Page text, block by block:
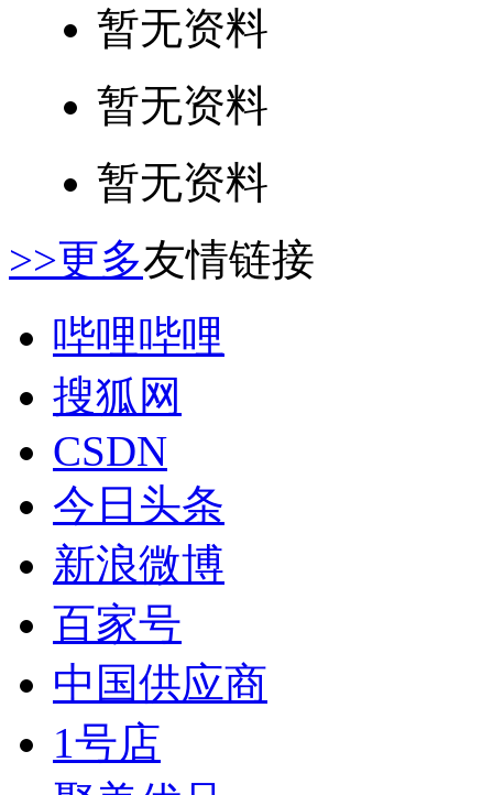
暂无资料
暂无资料
暂无资料
>>更多友情链接
哔哩哔哩
搜狐网
CSDN
今日头条
新浪微博
百家号
中国供应商
1号店